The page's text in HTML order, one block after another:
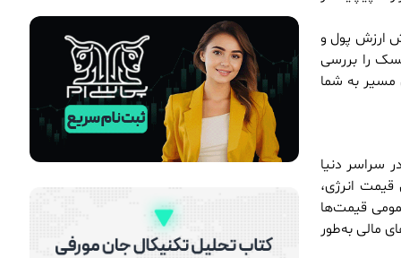
ارزش پول و
را بررسی
مسیر به شما
سراسر دنیا
انرژی،
قیمت‌ها
مالی به‌طور